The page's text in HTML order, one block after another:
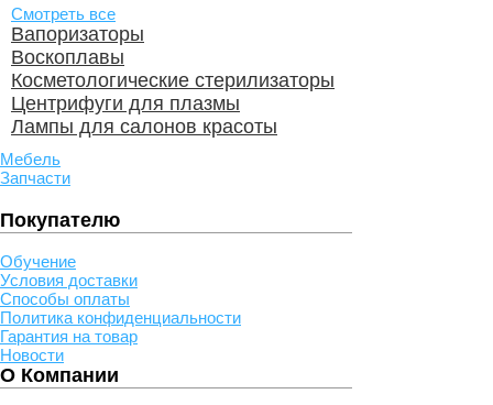
Смотреть все
Вапоризаторы
Воскоплавы
Косметологические стерилизаторы
Центрифуги для плазмы
Лампы для салонов красоты
Мебель
Запчасти
Покупателю
Обучение
Условия доставки
Способы оплаты
Политика конфиденциальности
Гарантия на товар
Новости
О Компании